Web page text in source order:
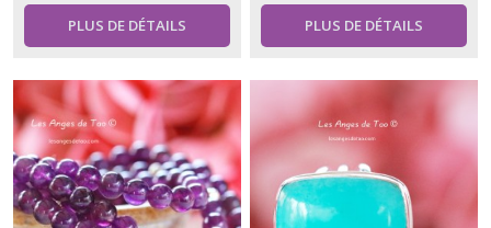
PLUS DE DÉTAILS PLUS DE DÉTAILS